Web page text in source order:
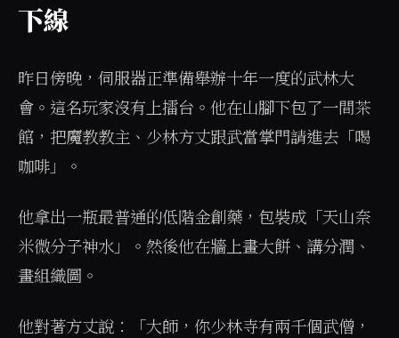
下線
昨日傍晚，伺服器正準備舉辦十年一度的武林大
會。這名玩家沒有上擂台。他在山腳下包了一間茶
館，把魔教教主、少林方丈跟武當掌門請進去「喝
咖啡」。
他拿出一瓶最普通的低階金創藥，包裝成「天山奈
米微分子神水」。然後他在牆上畫大餅、講分潤、
畫組織圖。
他對著方丈說：「大師，你少林寺有兩千個武僧，